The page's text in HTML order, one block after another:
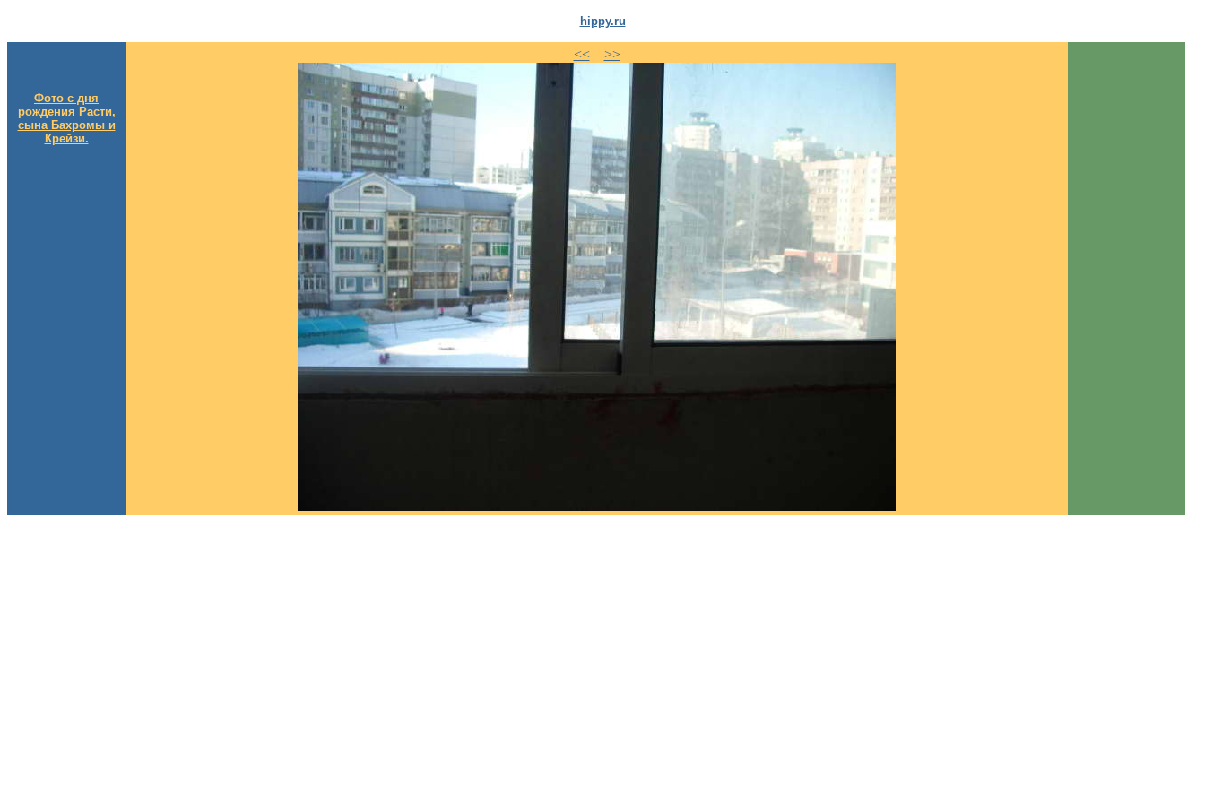
hippy.ru
Фото с дня
рождения Расти,
сына Бахромы и
Крейзи.
<< >>